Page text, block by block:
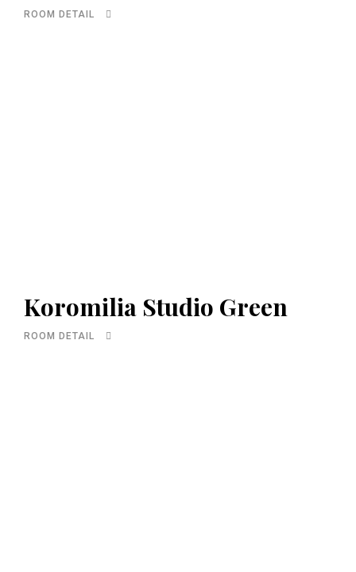
ROOM DETAIL
Koromilia Studio Green
ROOM DETAIL